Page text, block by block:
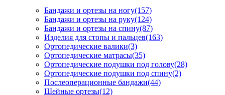
Бандажи и ортезы на ногу(157)
Бандажи и ортезы на руку(124)
Бандажи и ортезы на спину(87)
Изделия для стопы и пальцев(163)
Ортопедические валики(3)
Ортопедические матрасы(35)
Ортопедические подушки под голову(28)
Ортопедические подушки под спину(2)
Послеоперационные бандажи(44)
Шейные ортезы(12)